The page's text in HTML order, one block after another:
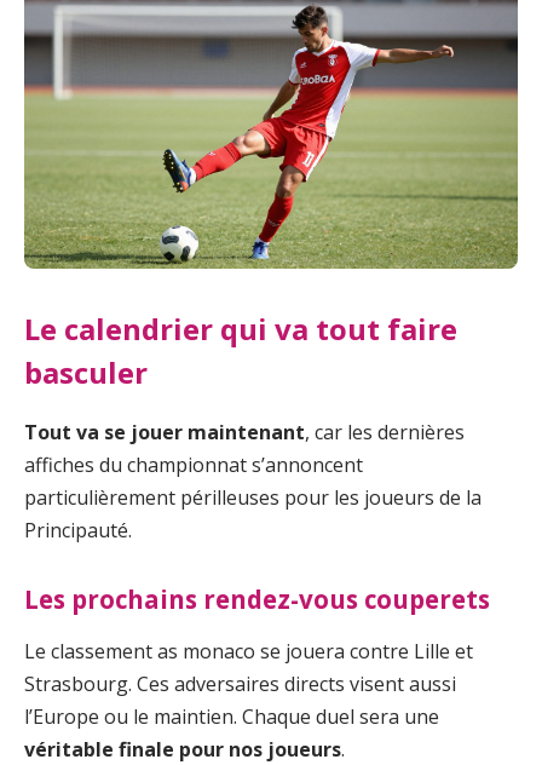
Le calendrier qui va tout faire
basculer
Tout va se jouer maintenant, car les dernières
affiches du championnat s’annoncent
particulièrement périlleuses pour les joueurs de la
Principauté.
Les prochains rendez-vous couperets
Le classement as monaco se jouera contre Lille et
Strasbourg. Ces adversaires directs visent aussi
l’Europe ou le maintien. Chaque duel sera une
véritable finale pour nos joueurs.